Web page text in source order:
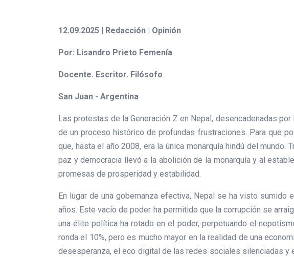
12.09.2025 | Redacción | Opinión
Por: Lisandro Prieto Femenía
Docente. Escritor. Filósofo
San Juan - Argentina
Las protestas de la Generación Z en Nepal, desencadenadas
de un proceso histórico de profundas frustraciones. Para que
que, hasta el año 2008, era la única monarquía hindú del
paz y democracia llevó a la abolición de la monarquía y al
promesas de prosperidad y estabilidad.
En lugar de una gobernanza efectiva, Nepal se ha visto
años. Este vacío de poder ha permitido que la corrupción se
una élite política ha rotado en el poder, perpetuando el
ronda el 10%, pero es mucho mayor en la realidad de una
desesperanza, el eco digital de las redes sociales silenciadas y